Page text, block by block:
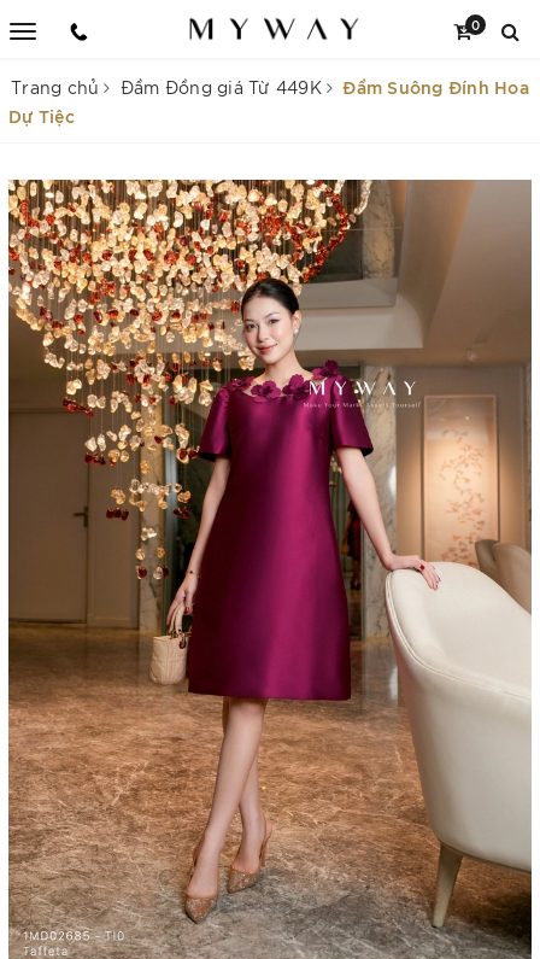
0
Trang chủ Đầm Đồng giá Từ 449K
Đầm Suông Đính Hoa
Dự Tiệc